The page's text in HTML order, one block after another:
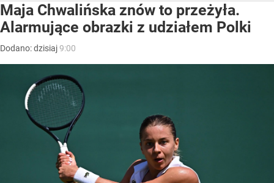
Maja Chwalińska znów to przeżyła.
Alarmujące obrazki z udziałem Polki
Dodano:dzisiaj9:00